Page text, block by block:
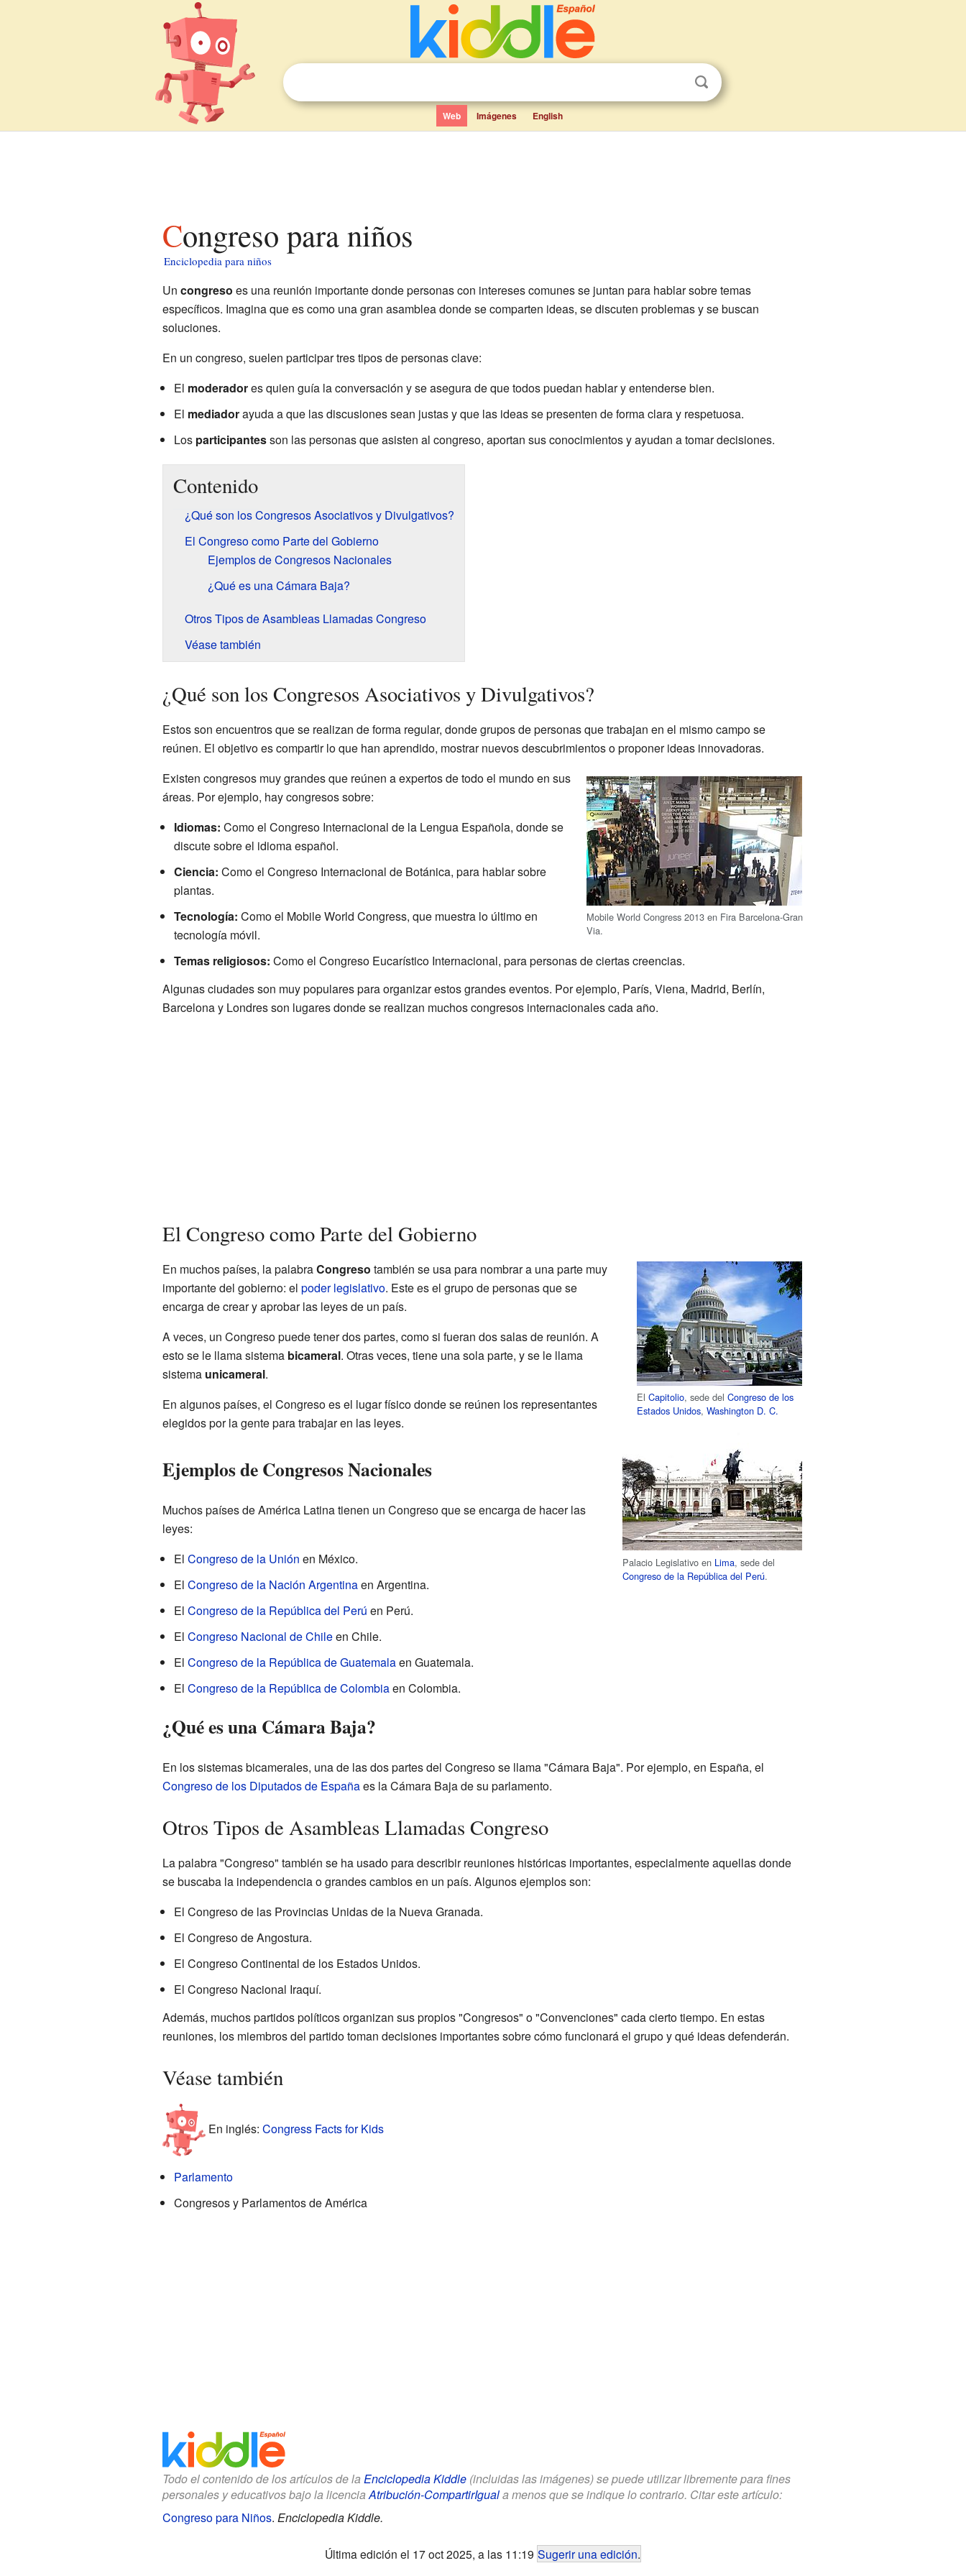
Web Imágenes English
Congreso para niños
Enciclopedia para niños
Un congreso es una reunión importante donde personas con intereses comunes se juntan para hablar sobre temas
específicos. Imagina que es como una gran asamblea donde se comparten ideas, se discuten problemas y se buscan
soluciones.
En un congreso, suelen participar tres tipos de personas clave:
El moderadores quien guía la conversación y se asegura de que todos puedan hablar y entenderse bien.
El mediadorayuda a que las discusiones sean justas y que las ideas se presenten de forma clara y respetuosa.
Los participantesson las personas que asisten al congreso, aportan sus conocimientos y ayudan a tomar decisiones.
Contenido
¿Qué son los Congresos Asociativos y Divulgativos?
El Congreso como Parte del Gobierno
Ejemplos de Congresos Nacionales
¿Qué es una Cámara Baja?
Otros Tipos de Asambleas Llamadas Congreso
Véase también
¿Qué son los Congresos Asociativos y Divulgativos?
Estos son encuentros que se realizan de forma regular, donde grupos de personas que trabajan en el mismo campo se
reúnen. El objetivo es compartir lo que han aprendido, mostrar nuevos descubrimientos o proponer ideas innovadoras.
Mobile World Congress 2013 en Fira Barcelona-Gran
Via.
Existen congresos muy grandes que reúnen a expertos de todo el mundo en sus
áreas. Por ejemplo, hay congresos sobre:
Idiomas: Como el Congreso Internacional de la Lengua Española, donde se
discute sobre el idioma español.
Ciencia: Como el Congreso Internacional de Botánica, para hablar sobre
plantas.
Tecnología: Como el Mobile World Congress, que muestra lo último en
tecnología móvil.
Temas religiosos: Como el Congreso Eucarístico Internacional, para personas de ciertas creencias.
Algunas ciudades son muy populares para organizar estos grandes eventos. Por ejemplo, París, Viena, Madrid, Berlín,
Barcelona y Londres son lugares donde se realizan muchos congresos internacionales cada año.
El Congreso como Parte del Gobierno
ElCapitolio, sede delCongreso de los
Estados Unidos,Washington D. C.
Palacio Legislativo en Lima, sede del
Congreso de la República del Perú.
En muchos países, la palabraCongreso también se usa para nombrar a una parte muy
importante del gobierno: el poder legislativo. Este es el grupo de personas que se
encarga de crear y aprobar las leyes de un país.
A veces, un Congreso puede tener dos partes, como si fueran dos salas de reunión. A
esto se le llama sistema bicameral. Otras veces, tiene una sola parte, y se le llama
sistema unicameral.
En algunos países, el Congreso es el lugar físico donde se reúnen los representantes
elegidos por la gente para trabajar en las leyes.
Ejemplos de Congresos Nacionales
Muchos países de América Latina tienen un Congreso que se encarga de hacer las
leyes:
El Congreso de la Unión en México.
El Congreso de la Nación Argentinaen Argentina.
El Congreso de la República del Perú en Perú.
El Congreso Nacional de Chileen Chile.
El Congreso de la República de Guatemalaen Guatemala.
El Congreso de la República de Colombiaen Colombia.
¿Qué es una Cámara Baja?
En los sistemas bicamerales, una de las dos partes del Congreso se llama "Cámara Baja". Por ejemplo, en España, el
Congreso de los Diputados de Españaes la Cámara Baja de su parlamento.
Otros Tipos de Asambleas Llamadas Congreso
La palabra "Congreso" también se ha usado para describir reuniones históricas importantes, especialmente aquellas donde
se buscaba la independencia o grandes cambios en un país. Algunos ejemplos son:
El Congreso de las Provincias Unidas de la Nueva Granada.
El Congreso de Angostura.
El Congreso Continental de los Estados Unidos.
El Congreso Nacional Iraquí.
Además, muchos partidos políticos organizan sus propios "Congresos" o "Convenciones" cada cierto tiempo. En estas
reuniones, los miembros del partido toman decisiones importantes sobre cómo funcionará el grupo y qué ideas defenderán.
Véase también
En inglés: Congress Facts for Kids
Parlamento
Congresos y Parlamentos de América
Todo el contenido de los artículos de la Enciclopedia Kiddle(incluidas las imágenes) se puede utilizar libremente para fines
personales y educativos bajo la licenciaAtribución-CompartirIguala menos que se indique lo contrario. Citar este artículo:
Congreso para Niños. Enciclopedia Kiddle.
Última edición el 17 oct 2025, a las 11:19 Sugerir una edición.